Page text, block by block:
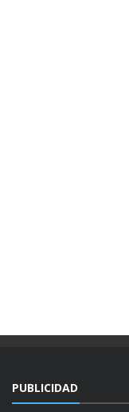
PUBLICIDAD